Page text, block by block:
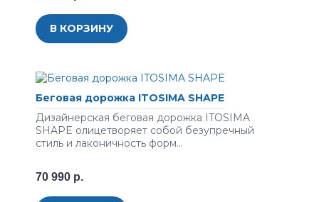
В КОРЗИНУ
Беговая дорожка ITOSIMA SHAPE
Дизайнерская беговая дорожка ITOSIMA
SHAPE олицетворяет собой безупречный
стиль и лаконичность форм...
70 990 р.